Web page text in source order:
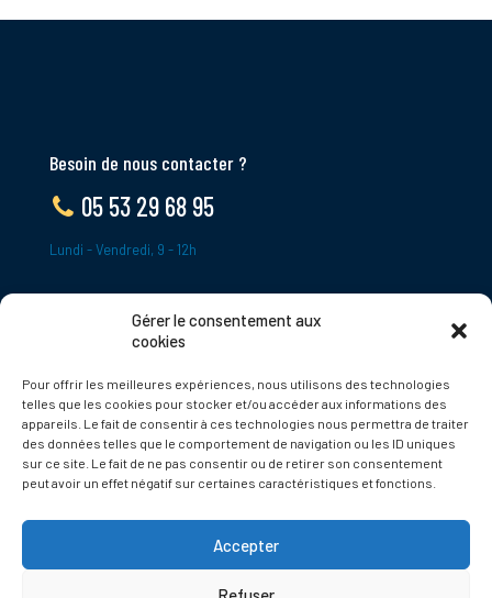
Gérer le consentement aux
cookies
Pour offrir les meilleures expériences, nous utilisons des technologies
telles que les cookies pour stocker et/ou accéder aux informations des
appareils. Le fait de consentir à ces technologies nous permettra de traiter
des données telles que le comportement de navigation ou les ID uniques
sur ce site. Le fait de ne pas consentir ou de retirer son consentement
peut avoir un effet négatif sur certaines caractéristiques et fonctions.
Accepter
Besoin de nous contacter ?
05 53 29 68 95
Lundi - Vendredi, 9 - 12h
24620 Tamniès
France
Politique de cookies